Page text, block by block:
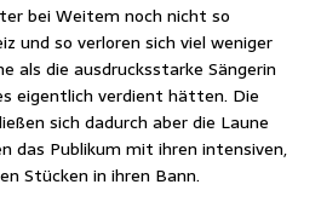
bei Weitem noch nicht so
und so verloren sich viel weniger
als die ausdrucksstarke Sängerin
eigentlich verdient hätten. Die
sich dadurch aber die Laune
das Publikum mit ihren intensiven,
Stücken in ihren Bann.